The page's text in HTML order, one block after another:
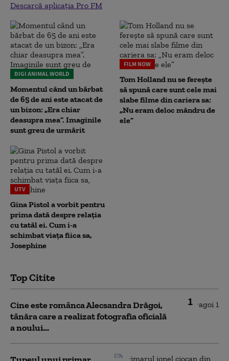
Descarcă aplicația Pro FM
DIGI ANIMAL WORLD
Momentul când un bărbat
de 65 de ani este atacat de
un bizon: „Era chiar
deasupra mea”. Imaginile
sunt greu de urmărit
FILM NOW
Tom Holland nu se ferește
să spună care sunt cele mai
slabe filme din cariera sa:
„Nu eram deloc mândru de
ele”
UTV
Gina Pistol a vorbit pentru
prima dată despre relația
cu tatăl ei. Cum i-a
schimbat viața fiica sa,
Josephine
Top Citite
1
Cine este românca Alecsandra Drăgoi,
tânăra care a realizat fotografia oficială
a noului...